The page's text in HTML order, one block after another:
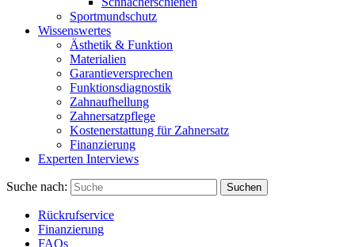
Sportmundschutz
Wissenswertes
Ästhetik & Funktion
Materialien
Garantieversprechen
Funktionsdiagnostik
Zahnaufhellung
Zahnersatzpflege
Kostenerstattung für Zahnersatz
Finanzierung
Experten Interviews
Suche nach: Suchen
Rückrufservice
Finanzierung
FAQs